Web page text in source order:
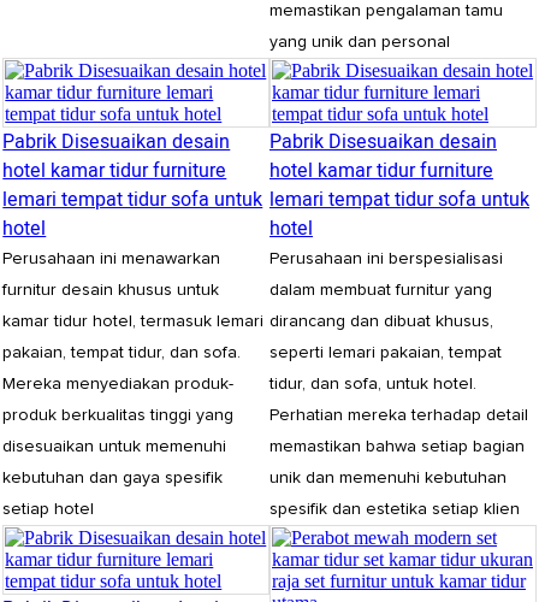
memastikan pengalaman tamu
yang unik dan personal
Pabrik Disesuaikan desain
hotel kamar tidur furniture
lemari tempat tidur sofa untuk
hotel
Perusahaan ini menawarkan
furnitur desain khusus untuk
kamar tidur hotel, termasuk lemari
pakaian, tempat tidur, dan sofa.
Mereka menyediakan produk-
produk berkualitas tinggi yang
disesuaikan untuk memenuhi
kebutuhan dan gaya spesifik
setiap hotel
Pabrik Disesuaikan desain
hotel kamar tidur furniture
lemari tempat tidur sofa untuk
hotel
Perusahaan ini berspesialisasi
dalam membuat furnitur yang
dirancang dan dibuat khusus,
seperti lemari pakaian, tempat
tidur, dan sofa, untuk hotel.
Perhatian mereka terhadap detail
memastikan bahwa setiap bagian
unik dan memenuhi kebutuhan
spesifik dan estetika setiap klien